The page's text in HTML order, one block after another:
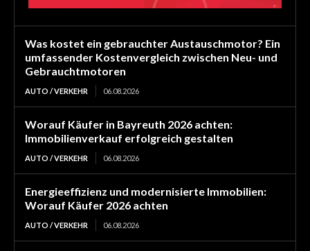
Was kostet ein gebrauchter Austauschmotor? Ein
umfassender Kostenvergleich zwischen Neu- und
Gebrauchtmotoren
AUTO / VERKEHR 06.08.2026
Worauf Käufer in Bayreuth 2026 achten:
Immobilienverkauf erfolgreich gestalten
AUTO / VERKEHR 06.08.2026
Energieeffizienz und modernisierte Immobilien:
Worauf Käufer 2026 achten
AUTO / VERKEHR 06.08.2026